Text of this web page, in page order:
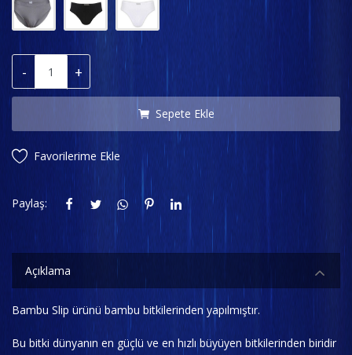
- +
Sepete Ekle
Favorilerime Ekle
Paylaş:
Açıklama
Bambu Slip ürünü bambu bitkilerinden yapılmıştır.
Bu bitki dünyanın en güçlü ve en hızlı büyüyen bitkilerinden biridir